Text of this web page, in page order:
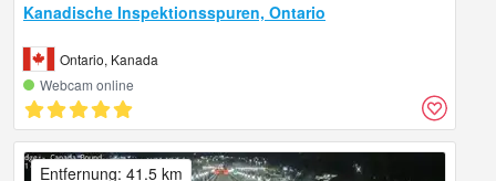
Kanadische Inspektionsspuren, Ontario
Ontario, Kanada
Webcam online
Entfernung: 41.5 km